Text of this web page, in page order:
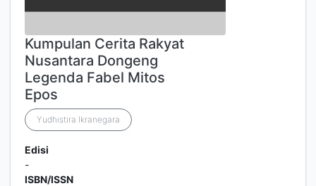
Kumpulan Cerita Rakyat
Nusantara Dongeng
Legenda Fabel Mitos
Epos
Yudhistira Ikranegara
Edisi
-
ISBN/ISSN